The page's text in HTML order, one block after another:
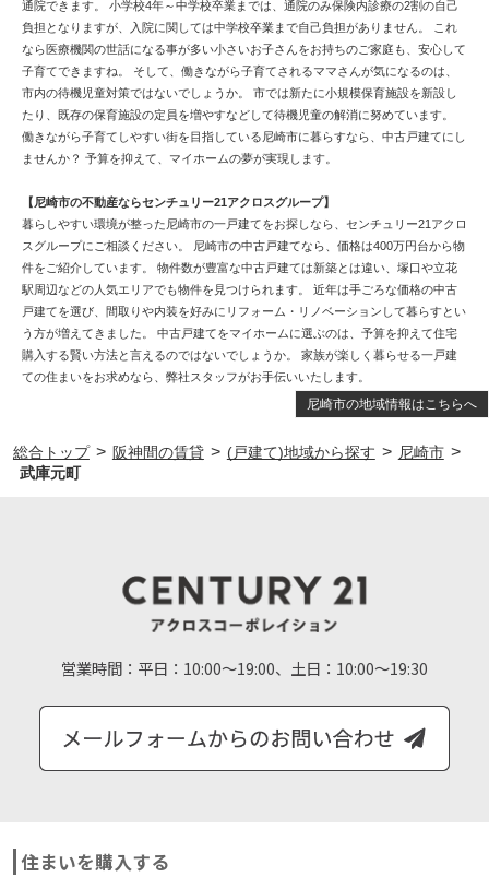
尼崎市の地域情報はこちらへ
通院できます。 小学校4年～中学校卒業までは、通院のみ保険内診療の2割の自己
負担となりますが、入院に関しては中学校卒業まで自己負担がありません。 これ
なら医療機関の世話になる事が多い小さいお子さんをお持ちのご家庭も、安心して
子育てできますね。 そして、働きながら子育てされるママさんが気になるのは、
市内の待機児童対策ではないでしょうか。 市では新たに小規模保育施設を新設し
たり、既存の保育施設の定員を増やすなどして待機児童の解消に努めています。
働きながら子育てしやすい街を目指している尼崎市に暮らすなら、中古戸建てにし
ませんか？ 予算を抑えて、マイホームの夢が実現します。
【尼崎市の不動産ならセンチュリー21アクロスグループ】
暮らしやすい環境が整った尼崎市の一戸建てをお探しなら、センチュリー21アクロ
スグループにご相談ください。 尼崎市の中古戸建てなら、価格は400万円台から物
件をご紹介しています。 物件数が豊富な中古戸建ては新築とは違い、塚口や立花
駅周辺などの人気エリアでも物件を見つけられます。 近年は手ごろな価格の中古
戸建てを選び、間取りや内装を好みにリフォーム・リノベーションして暮らすとい
う方が増えてきました。 中古戸建てをマイホームに選ぶのは、予算を抑えて住宅
購入する賢い方法と言えるのではないでしょうか。 家族が楽しく暮らせる一戸建
ての住まいをお求めなら、弊社スタッフがお手伝いいたします。
総合トップ > 阪神間の賃貸 > (戸建て)地域から探す > 尼崎市 >
武庫元町
営業時間： 平日：10:00～19:00、土日：10:00～19:30
住まいを購入する